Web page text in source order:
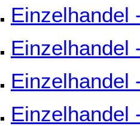
Einzelhandel
Einzelhandel
Einzelhandel
Einzelhandel